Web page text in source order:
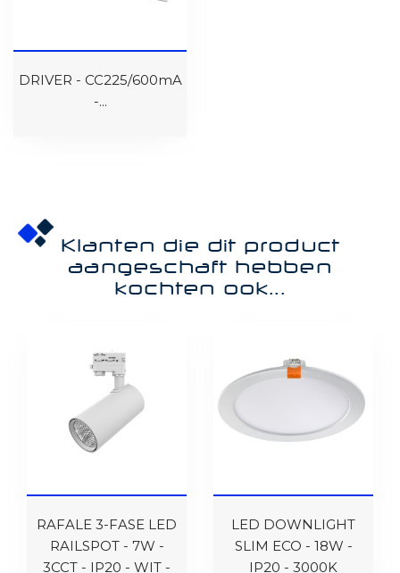
DRIVER - CC225/600mA
-...
Klanten die dit product
aangeschaft hebben
kochten ook...
RAFALE 3-FASE LED
RAILSPOT - 7W -
3CCT - IP20 - WIT -
LED DOWNLIGHT
SLIM ECO - 18W -
IP20 - 3000K